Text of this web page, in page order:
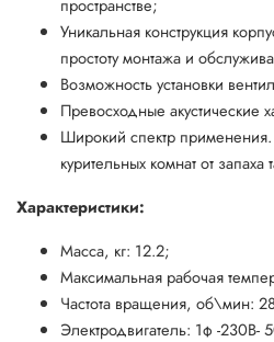
Уникальная конструкция
простоту монтажа и
Возможность установки
Превосходные акустические
Широкий спектр
курительных комнат от
Характеристики:
Масса, кг: 12.2;
Максимальная рабочая
Частота вращения, об\мин:
Электродвигатель: 1ф -230В-